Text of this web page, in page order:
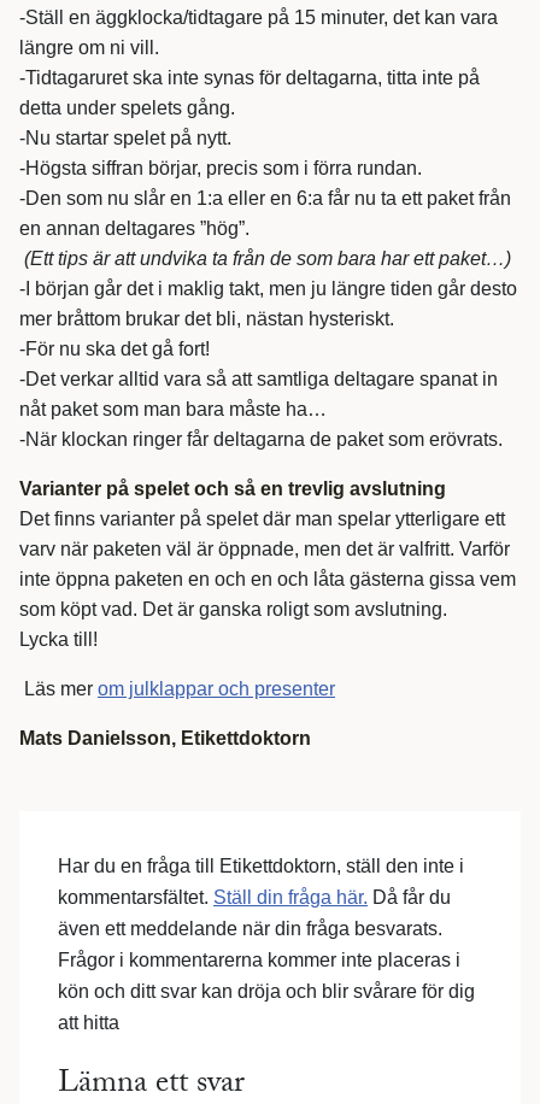
-Ställ en äggklocka/tidtagare på 15 minuter, det kan vara
längre om ni vill.
-Tidtagaruret ska inte synas för deltagarna, titta inte på
detta under spelets gång.
-Nu startar spelet på nytt.
-Högsta siffran börjar, precis som i förra rundan.
-Den som nu slår en 1:a eller en 6:a får nu ta ett paket från
en annan deltagares ”hög”.
(Ett tips är att undvika ta från de som bara har ett paket…)
-I början går det i maklig takt, men ju längre tiden går desto
mer bråttom brukar det bli, nästan hysteriskt.
-För nu ska det gå fort!
-Det verkar alltid vara så att samtliga deltagare spanat in
nåt paket som man bara måste ha…
-När klockan ringer får deltagarna de paket som erövrats.
Varianter på spelet och så en trevlig avslutning
Det finns varianter på spelet där man spelar ytterligare ett
varv när paketen väl är öppnade, men det är valfritt. Varför
inte öppna paketen en och en och låta gästerna gissa vem
som köpt vad. Det är ganska roligt som avslutning.
Lycka till!
Läs mer om julklappar och presenter
Mats Danielsson, Etikettdoktorn
Har du en fråga till Etikettdoktorn, ställ den inte i
kommentarsfältet. Ställ din fråga här. Då får du
även ett meddelande när din fråga besvarats.
Frågor i kommentarerna kommer inte placeras i
kön och ditt svar kan dröja och blir svårare för dig
att hitta
Lämna ett svar